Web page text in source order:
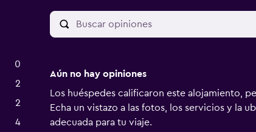
0
2
2
4
Aún no hay opiniones
Los huéspedes calificaron este alojamiento,
Echa un vistazo a las fotos, los servicios y la
adecuada para tu viaje.